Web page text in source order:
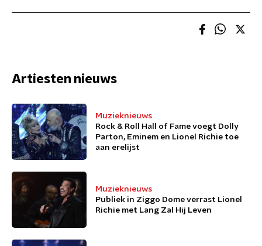
Artiesten nieuws
Muzieknieuws
Rock & Roll Hall of Fame voegt Dolly
Parton, Eminem en Lionel Richie toe
aan erelijst
Muzieknieuws
Publiek in Ziggo Dome verrast Lionel
Richie met Lang Zal Hij Leven